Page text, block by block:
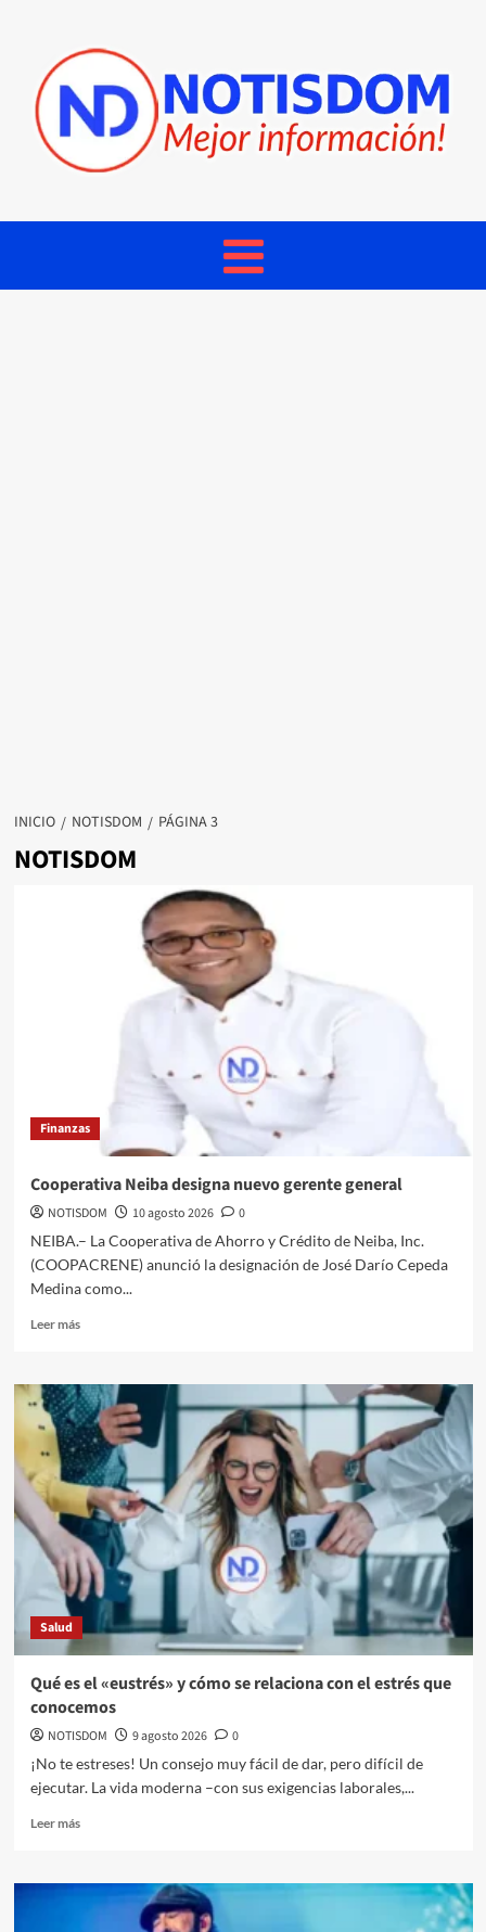
INICIO NOTISDOM PÁGINA 3
NOTISDOM
Finanzas
Cooperativa Neiba designa nuevo gerente general
NOTISDOM 10 agosto 2026
0
NEIBA.– La Cooperativa de Ahorro y Crédito de Neiba, Inc.
(COOPACRENE) anunció la designación de José Darío Cepeda
Medina como...
Leer más
Salud
Qué es el «eustrés» y cómo se relaciona con el estrés que
conocemos
NOTISDOM 9 agosto 2026
0
¡No te estreses! Un consejo muy fácil de dar, pero difícil de
ejecutar. La vida moderna –con sus exigencias laborales,...
Leer más